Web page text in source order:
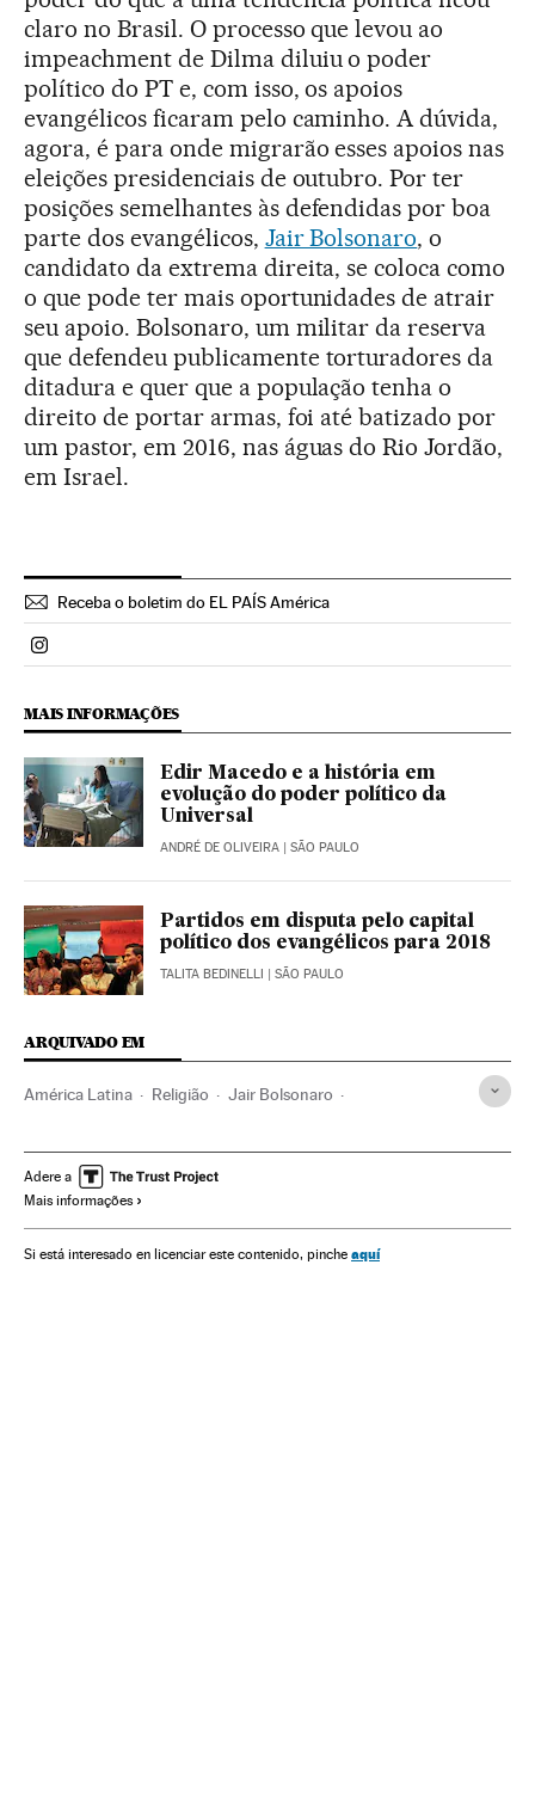
claro no Brasil. O processo que levou ao
impeachment de Dilma diluiu o poder
político do PT e, com isso, os apoios
evangélicos ficaram pelo caminho. A dúvida,
agora, é para onde migrarão esses apoios nas
eleições presidenciais de outubro. Por ter
posições semelhantes às defendidas por boa
parte dos evangélicos, Jair Bolsonaro, o
candidato da extrema direita, se coloca como
o que pode ter mais oportunidades de atrair
seu apoio. Bolsonaro, um militar da reserva
que defendeu publicamente torturadores da
ditadura e quer que a população tenha o
direito de portar armas, foi até batizado por
um pastor, em 2016, nas águas do Rio Jordão,
em Israel.
Receba o boletim do EL PAÍS América
Politica El País Brasil en Instagram
MAIS INFORMAÇÕES
Edir Macedo e a história em
evolução do poder político da
Universal
ANDRÉ DE OLIVEIRA | SÃO PAULO
Partidos em disputa pelo capital
político dos evangélicos para 2018
TALITA BEDINELLI | SÃO PAULO
ARQUIVADO EM
América Latina Religião Jair Bolsonaro
Álvaro Uribe Partido Encuentro Social
Colômbia
Partidos políticos Política
Adere a
Mais informações
Si está interesado en licenciar este contenido, pinche aquí